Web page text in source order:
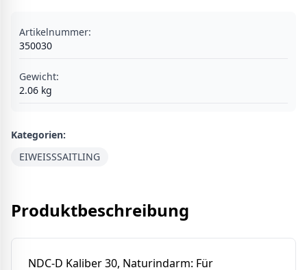
Artikelnummer:
350030
Gewicht:
2.06 kg
Kategorien:
EIWEISSSAITLING
Produktbeschreibung
NDC-D Kaliber 30, Naturindarm: Für